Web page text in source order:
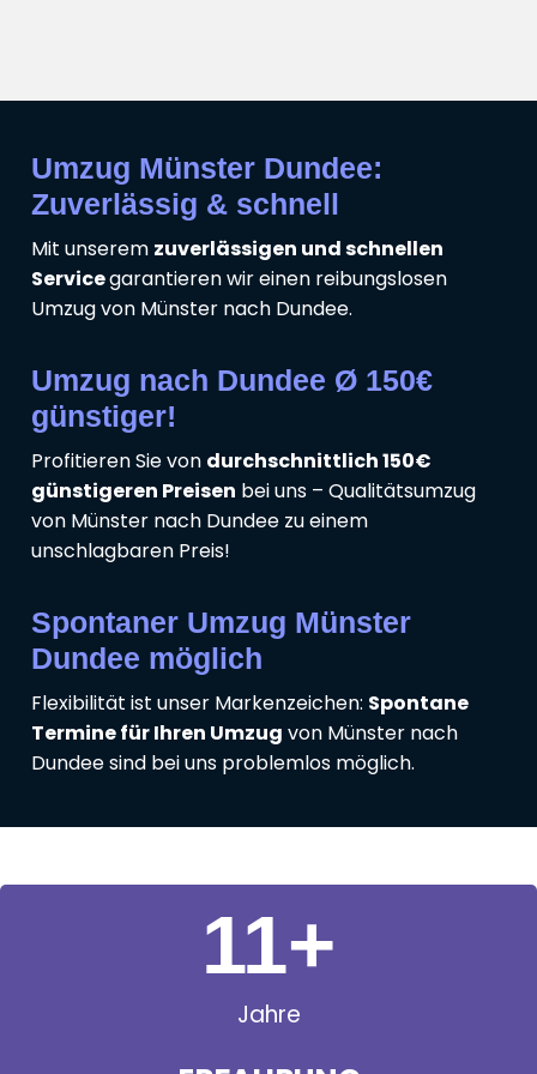
Umzug Münster Dundee:
Zuverlässig & schnell
Mit unserem zuverlässigen und schnellen
Servicegarantieren wir einen reibungslosen
Umzug von Münster nach Dundee.
Umzug nach Dundee Ø 150€
günstiger!
Profitieren Sie von durchschnittlich 150€
günstigeren Preisen bei uns – Qualitätsumzug
von Münster nach Dundee zu einem
unschlagbaren Preis!
Spontaner Umzug Münster
Dundee möglich
Flexibilität ist unser Markenzeichen: Spontane
Termine für Ihren Umzug von Münster nach
Dundee sind bei uns problemlos möglich.
Jahre
11+